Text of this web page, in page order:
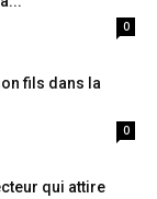
0
fils dans la
0
qui attire